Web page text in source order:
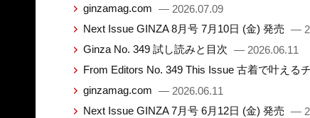
ginzamag.com — 2026.07.09
Next Issue GINZA 8月号 7月10日 (金) 発売 —
Ginza No. 349 試し読みと目次 — 2026.06.11
From Editors No. 349 This Issue 古着で叶える
ginzamag.com — 2026.06.11
Next Issue GINZA 7月号 6月12日 (金) 発売 —